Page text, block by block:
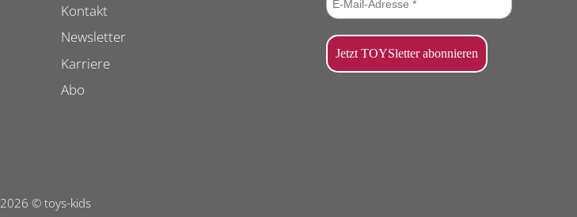
Kontakt
Newsletter
Karriere
Abo
2026 © toys-kids